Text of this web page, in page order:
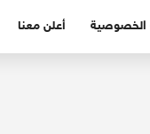
الخصوصية أعلن معنا